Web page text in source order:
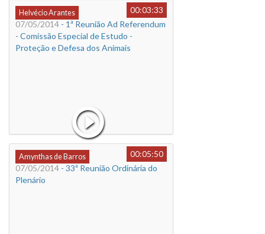
Helvécio Arantes
00:03:33
07/05/2014 - 1ª Reunião Ad Referendum
- Comissão Especial de Estudo -
Proteção e Defesa dos Animais
Amynthas de Barros
00:05:50
07/05/2014 - 33ª Reunião Ordinária do
Plenário